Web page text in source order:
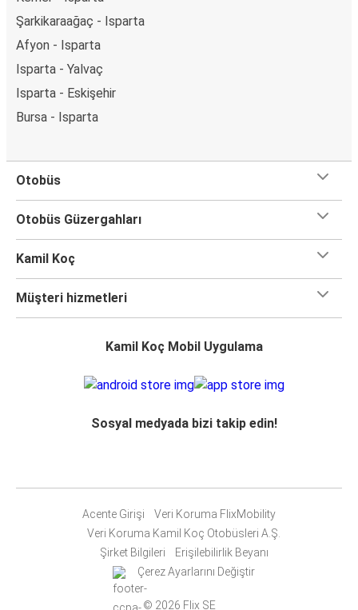
Şarkikaraağaç - Isparta
Afyon - Isparta
Isparta - Yalvaç
Isparta - Eskişehir
Bursa - Isparta
Otobüs
Otobüs Güzergahları
Kamil Koç
Müşteri hizmetleri
Kamil Koç Mobil Uygulama
Sosyal medyada bizi takip edin!
Acente Girişi
Veri Koruma FlixMobility
Veri Koruma Kamil Koç Otobüsleri A.Ş.
Şirket Bilgileri
Erişilebilirlik Beyanı
Çerez Ayarlarını Değiştir
© 2026 Flix SE